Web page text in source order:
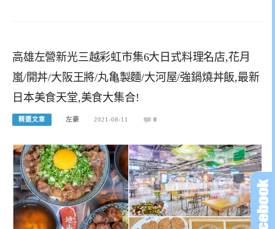
高雄左營新光三越彩虹市集6大日式料理名店,花月
嵐/開丼/大阪王將/丸亀製麵/大河屋/強鍋燒丼飯,最新
日本美食天堂,美食大集合!
精選文章 左豪 2021-08-11 0